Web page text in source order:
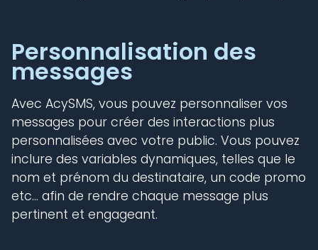
Personnalisation des
messages
Avec AcySMS, vous pouvez personnaliser vos
messages pour créer des interactions plus
personnalisées avec votre public. Vous pouvez
inclure des variables dynamiques, telles que le
nom et prénom du destinataire, un code promo
etc... afin de rendre chaque message plus
pertinent et engageant.